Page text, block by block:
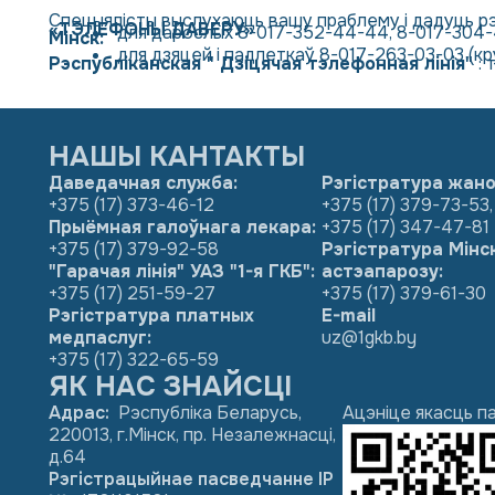
Спецыялісты выслухаюць вашу праблему і дадуць
«ТЭЛЕФОНЫ ДАВЕРУ»
Мiнск: для дарослых8-017-352-44-44,8-017-
длядзяцей і падлеткаў8-017-263-03-03
Рэспубліканская " Дзіцячая тэлефонная лінія":
НАШЫ КАНТАКТЫ
Даведачная служба:
+375 (17) 373-46-12
Прыёмная галоўнага лекара:
+375 (17) 379-92-58
"Гарачая лінія" УАЗ "1-я ГКБ":
+375 (17) 251-59-27
Рэгістратура платных
медпаслуг:
+375 (17) 322-65-59
Рэгістратура
+375 (17) 379-73-53,
+375 (17) 347-47-81
Рэгістратура
астэапарозу:
+375 (17) 379-61-30
E-mail
uz@1gkb.by
ЯК НАС ЗНАЙСЦІ
Адрас: Рэспубліка Беларусь,
220013, г.Мінск, пр. Незалежнасці,
д.64
Рэгістрацыйнае пасведчанне ІР
Ацэніце якасць